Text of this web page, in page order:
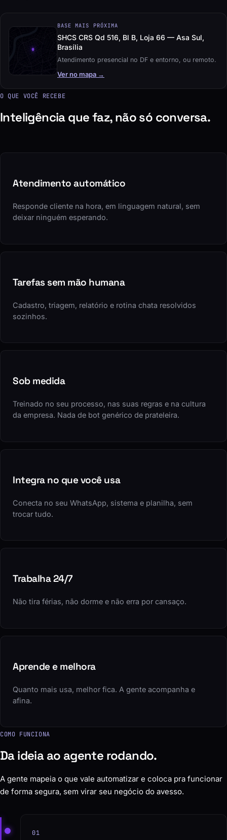
BASE MAIS PRÓXIMA
SHCS CRS Qd 516, Bl B, Loja 66 — Asa Sul,
Brasília
Atendimento presencial no DF e entorno, ou remoto.
Ver no mapa →
O QUE VOCÊ RECEBE
Inteligência que faz, não só conversa.
Atendimento automático
Responde cliente na hora, em linguagem natural, sem
deixar ninguém esperando.
Tarefas sem mão humana
Cadastro, triagem, relatório e rotina chata resolvidos
sozinhos.
Sob medida
Treinado no seu processo, nas suas regras e na cultura
da empresa. Nada de bot genérico de prateleira.
Integra no que você usa
Conecta no seu WhatsApp, sistema e planilha, sem
trocar tudo.
Trabalha 24/7
Não tira férias, não dorme e não erra por cansaço.
Aprende e melhora
Quanto mais usa, melhor fica. A gente acompanha e
afina.
COMO FUNCIONA
Da ideia ao agente rodando.
A gente mapeia o que vale automatizar e coloca pra funcionar
de forma segura, sem virar seu negócio do avesso.
01